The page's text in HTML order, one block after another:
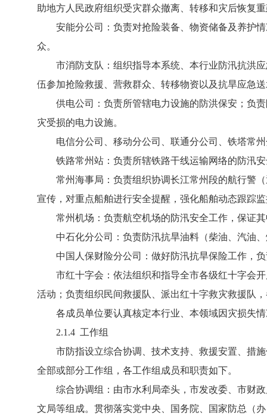
助地方人民政府组织受灾群众撤离、转移和灾后恢复
安能分公司：负责对抢险装备、物资储备及养护情
众。
市消防支队：组织指导本系统、本行业防汛抗洪应
伍参加抢险救援、营救群众、转移物资以及抗旱应急
供电公司：负责所管辖电力设施的防洪保安；负责
灾受损的电力设施。
电信分公司、移动分公司、联通分公司、铁塔常州
铁路常州站：负责所辖铁路干线运输网络的防汛安
常州海事局：负责组织协调长江常州段的航行警（
宣传，对重点船舶进行安全提醒，强化船舶动态跟踪
常州机场：负责航空机场的防汛安全工作，保证其
中石化分公司：负责防汛抗旱油料（柴油、汽油、
中国人保财险分公司：做好防汛抗旱保险工作，负
市红十字会：依法组织和指导全市各级红十字会开
活动；负责组织民间救援队、派出红十字救灾救援队
各成员单位要认真核定本行业、本领域因灾损失情
2.1.4 工作组
市防指设立综合协调、技术支持、救援安置、措施
全部或部分工作组，各工作组成员和职责如下。
综合协调组：由市水利局牵头，市发改委、市财政
文局等组成。贯彻落实党中央、国务院、国家防总（